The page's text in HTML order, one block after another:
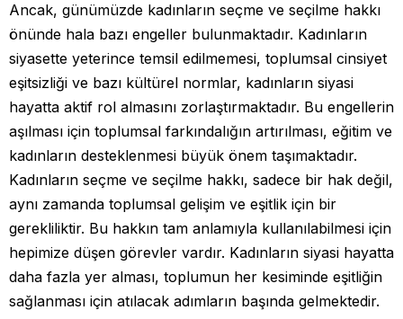
Ancak, günümüzde kadınların seçme ve seçilme hakkı
önünde hala bazı engeller bulunmaktadır. Kadınların
siyasette yeterince temsil edilmemesi, toplumsal cinsiyet
eşitsizliği ve bazı kültürel normlar, kadınların siyasi
hayatta aktif rol almasını zorlaştırmaktadır. Bu engellerin
aşılması için toplumsal farkındalığın artırılması, eğitim ve
kadınların desteklenmesi büyük önem taşımaktadır.
Kadınların seçme ve seçilme hakkı, sadece bir hak değil,
aynı zamanda toplumsal gelişim ve eşitlik için bir
gerekliliktir. Bu hakkın tam anlamıyla kullanılabilmesi için
hepimize düşen görevler vardır. Kadınların siyasi hayatta
daha fazla yer alması, toplumun her kesiminde eşitliğin
sağlanması için atılacak adımların başında gelmektedir.